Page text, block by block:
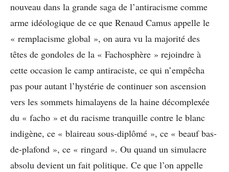
nouveau dans la grande saga de l’antiracisme comme
arme idéologique de ce que Renaud Camus appelle le
« remplacisme global », on aura vu la majorité des
têtes de gondoles de la « Fachosphère » rejoindre à
cette occasion le camp antiraciste, ce qui n’empêcha
pas pour autant l’hystérie de continuer son ascension
vers les sommets himalayens de la haine décomplexée
du « facho » et du racisme tranquille contre le blanc
indigène, ce « blaireau sous-diplômé », ce « beauf bas-
de-plafond », ce « ringard ». Ou quand un simulacre
absolu devient un fait politique. Ce que l’on appelle